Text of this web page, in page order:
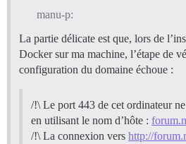
manu-p:
La partie délicate est que, lors de
Docker sur ma machine, l’étape de
configuration du domaine échoue :
/!\ Le port 443 de cet ordinateur
en utilisant le nom d’hôte :
/!\ La connexion vers http://